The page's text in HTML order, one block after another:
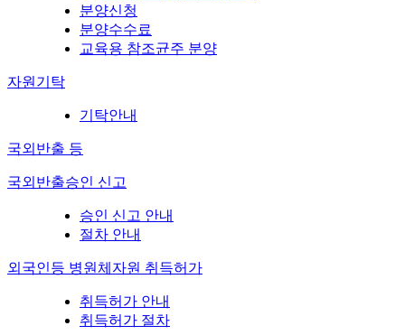
분양신청
분양수수료
교육용 참조균주 분양
자원기탁
기탁안내
국외반출 등
국외반출승인 신고
승인 신고 안내
절차 안내
외국인등 병원체자원 취득허가
취득허가 안내
취득허가 절차